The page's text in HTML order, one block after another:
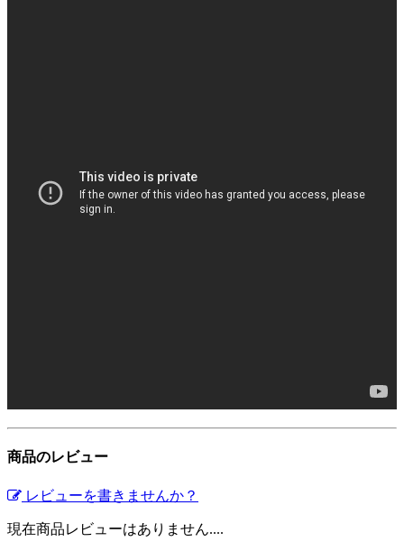
商品のレビュー
レビューを書きませんか？
現在商品レビューはありません....